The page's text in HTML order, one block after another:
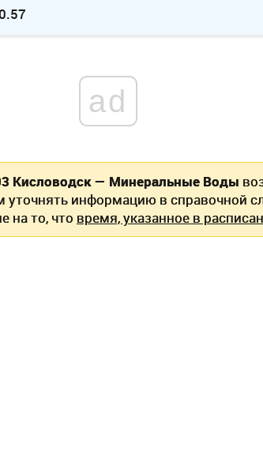
ad
Кисловодск — Минеральные Воды
информацию в справочной
на то, что время, указанное в